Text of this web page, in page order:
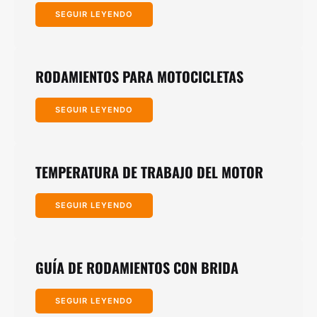
SEGUIR LEYENDO
RODAMIENTOS PARA MOTOCICLETAS
SEGUIR LEYENDO
TEMPERATURA DE TRABAJO DEL MOTOR
SEGUIR LEYENDO
GUÍA DE RODAMIENTOS CON BRIDA
SEGUIR LEYENDO